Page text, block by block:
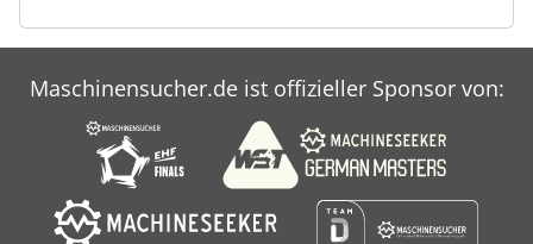
Maschinensucher.de ist offizieller Sponsor von: